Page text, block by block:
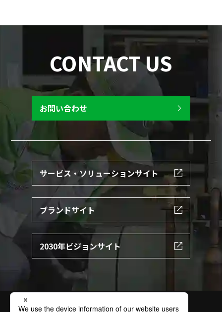
CONTACT US
お問い合わせ
サービス・ソリューションサイト
ブランドサイト
2030年ビジョンサイト
サイトの利用条件 個人情報保護方針